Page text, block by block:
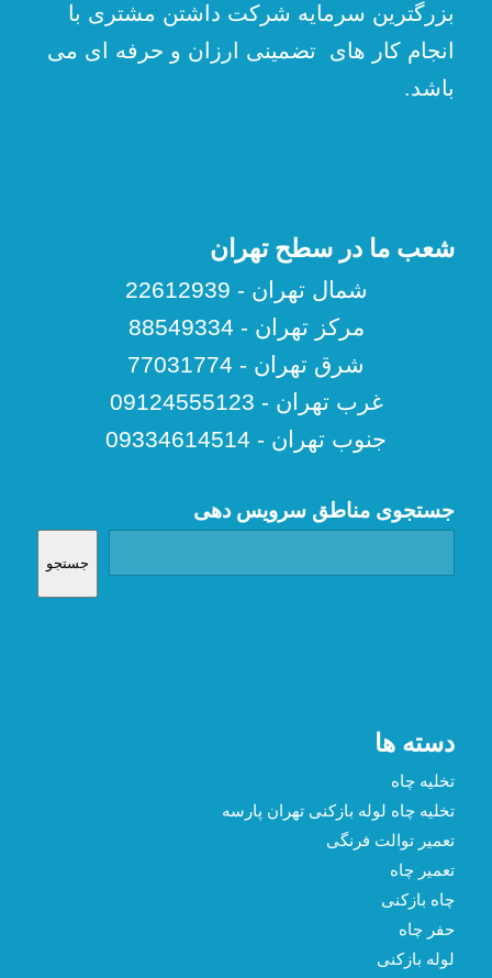
بزرگترین سرمایه شرکت داشتن مشتری با
انجام کار های تضمینی ارزان و حرفه ای می
باشد.
شعب ما در سطح تهران
شمال تهران - 22612939
مرکز تهران - 88549334
شرق تهران - 77031774
غرب تهران - 09124555123
جنوب تهران - 09334614514
جستجوی مناطق سرویس دهی
جستجو
دسته ها
تخلیه چاه
تخلیه چاه لوله بازکنی تهران پارسه
تعمیر توالت فرنگی
تعمیر چاه
چاه بازکنی
حفر چاه
لوله بازکنی